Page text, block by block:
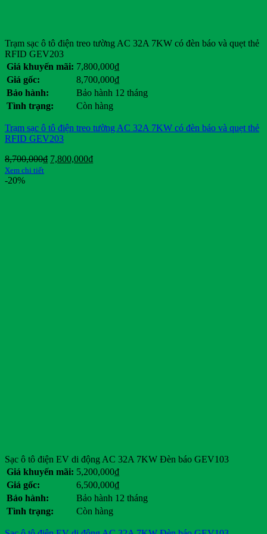
Trạm sạc ô tô điện treo tường AC 32A 7KW có đèn báo và quẹt thẻ
RFID GEV203
Giá khuyến mãi: 7,800,000₫
Giá gốc:
8,700,000₫
Bảo hành:
Bảo hành 12 tháng
Tình trạng:
Còn hàng
Trạm sạc ô tô điện treo tường AC 32A 7KW có đèn báo và quẹt thẻ
RFID GEV203
8,700,000₫ Giá
7,800,000₫Giá
Xem chi tiết
-20%
Sạc ô tô điện EV di động AC 32A 7KW Đèn báo GEV103
Giá khuyến mãi: 5,200,000₫
Giá gốc:
6,500,000₫
Bảo hành:
Bảo hành 12 tháng
Tình trạng:
Còn hàng